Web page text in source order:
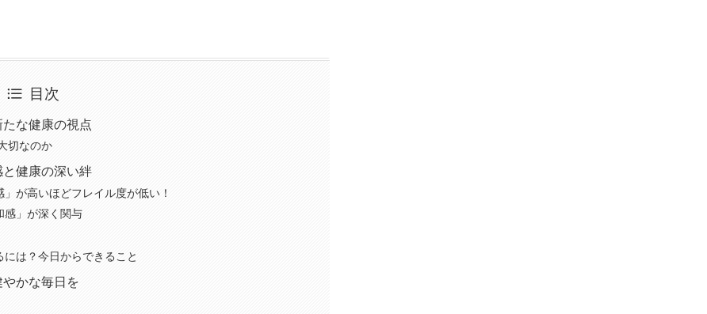
目次
たな健康の視点
切なのか
健康の深い絆
が高いほどフレイル度が低い！
感」が深く関与
は？今日からできること
かな毎日を